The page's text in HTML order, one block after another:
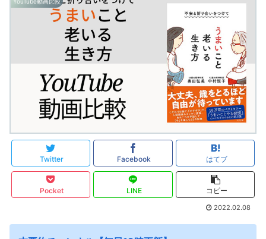
Twitter Facebook はてブ
Pocket LINE コピー
2022.02.08